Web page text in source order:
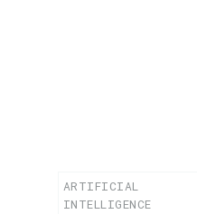
ARTIFICIAL
INTELLIGENCE